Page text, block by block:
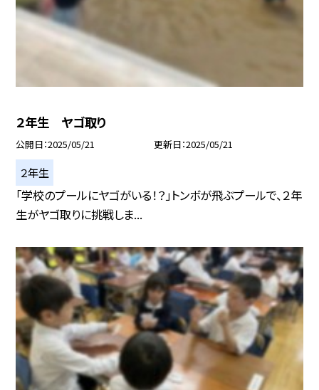
２年生 ヤゴ取り
公開日 2025/05/21 更新日 2025/05/21
２年生
「学校のプールにヤゴがいる！？」トンボが飛ぶプールで、２年
生がヤゴ取りに挑戦しま...